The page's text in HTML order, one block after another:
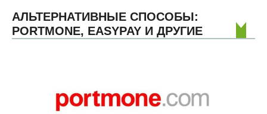
АЛЬТЕРНАТИВНЫЕ СПОСОБЫ:
PORTMONE, EASYPAY И ДРУГИЕ